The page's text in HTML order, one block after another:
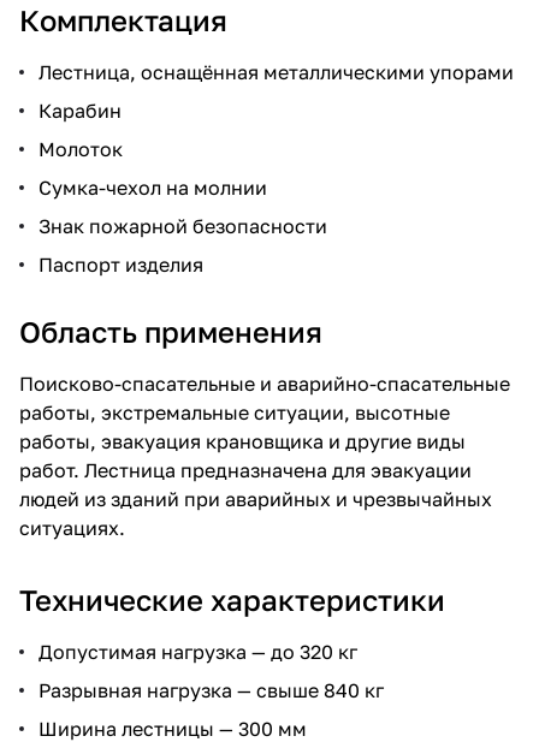
Комплектация
Лестница, оснащённая металлическими упорами
Карабин
Молоток
Сумка-чехол на молнии
Знак пожарной безопасности
Паспорт изделия
Область применения
Поисково-спасательные и аварийно-спасательные
работы, экстремальные ситуации, высотные
работы, эвакуация крановщика и другие виды
работ. Лестница предназначена для эвакуации
людей из зданий при аварийных и чрезвычайных
ситуациях.
Технические характеристики
Допустимая нагрузка — до 320 кг
Разрывная нагрузка — свыше 840 кг
Ширина лестницы — 300 мм